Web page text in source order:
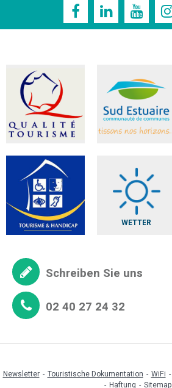
WETTER
Schreiben Sie uns
02 40 27 24 32
Newsletter Touristische Dokumentation WiFi
Haftung
Sitemap